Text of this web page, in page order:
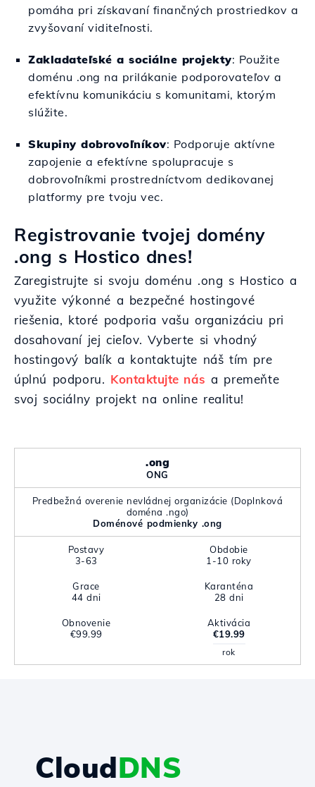
pomáha pri získavaní finančných prostriedkov a
zvyšovaní viditeľnosti.
Zakladateľské a sociálne projekty: Použite
doménu .ong na prilákanie podporovateľov a
efektívnu komunikáciu s komunitami, ktorým
slúžite.
Skupiny dobrovoľníkov: Podporuje aktívne
zapojenie a efektívne spolupracuje s
dobrovoľníkmi prostredníctvom dedikovanej
platformy pre tvoju vec.
Registrovanie tvojej domény
.ong s Hostico dnes!
Zaregistrujte si svoju doménu .ong s Hostico a
využite výkonné a bezpečné hostingové
riešenia, ktoré podporia vašu organizáciu pri
dosahovaní jej cieľov. Vyberte si vhodný
hostingový balík a kontaktujte náš tím pre
úplnú podporu. Kontaktujte nás a premeňte
svoj sociálny projekt na online realitu!
.ong
ONG
Predbežná overenie nevládnej organizácie (Doplnková
doména .ngo)
Doménové podmienky .ong
Postavy
3-63
Obdobie
1-10 roky
Grace
44 dni
Karanténa
28 dni
Obnovenie
€99.99
Aktivácia
€19.99
rok
CloudDNS